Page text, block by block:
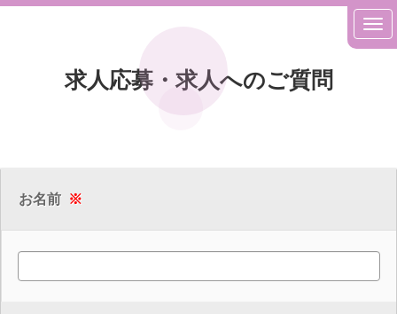
求人応募・求人へのご質問
お名前 ※